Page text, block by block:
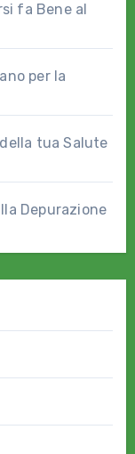
fa Bene al
per la
tua Salute
Depurazione